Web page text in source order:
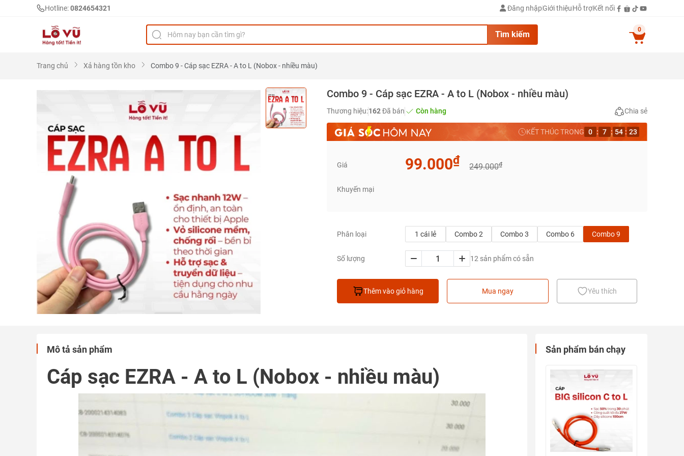
Hotline:0824654321 Đăng nhậpGiới thiệuHỗ trợKết nối
Tìm kiếm 0
Trang chủ Xả hàng tồn kho Combo 9 - Cáp sạc EZRA - A to L (Nobox - nhiều màu)
Combo 9 - Cáp sạc EZRA - A to L (Nobox - nhiều màu)
Thương hiệu:162Đã bán Còn hàng Chia sẻ
KẾT THÚC TRONG 0 : 7 : 54 : 22
Giá 99.000₫
249.000₫
Khuyến mại
Phân loại 1 cái lẻ Combo 2 Combo 3 Combo 6 Combo 9
Số lượng 12 sản phẩm có sẵn
Thêm vào giỏ hàng Mua ngay Yêu thích
Mô tả sản phẩm
Cáp sạc EZRA - A to L (Nobox - nhiều màu)
Sản phẩm bán chạy